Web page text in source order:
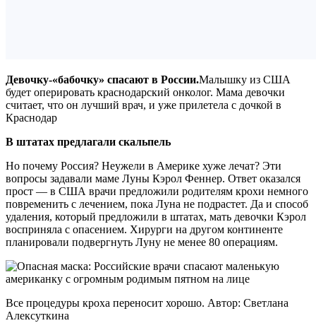
Девочку-«бабочку» спасают в России.Малышку из США
будет оперировать краснодарский онколог. Мама девочки
считает, что он лучший врач, и уже прилетела с дочкой в
Краснодар
В штатах предлагали скальпель
Но почему Россия? Неужели в Америке хуже лечат? Эти
вопросы задавали маме Луны Кэрол Феннер. Ответ оказался
прост — в США врачи предложили родителям крохи немного
повременить с лечением, пока Луна не подрастет. Да и способ
удаления, который предложили в штатах, мать девочки Кэрол
восприняла с опасением. Хирурги на другом континенте
планировали подвергнуть Луну не менее 80 операциям.
Все процедуры кроха переносит хорошо. Автор: Светлана
Алексуткина